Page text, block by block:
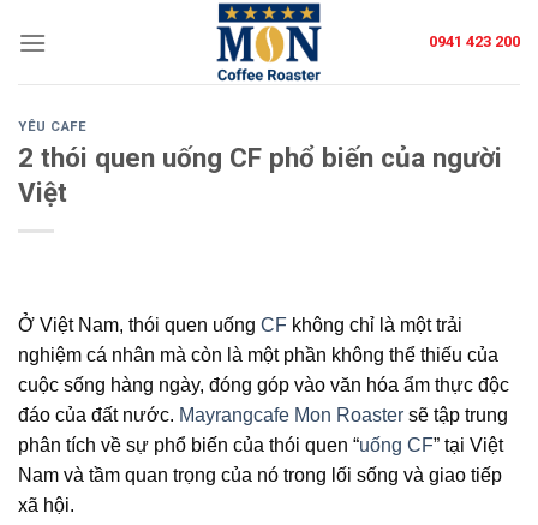
0941 423 200
YÊU CAFE
2 thói quen uống CF phổ biến của người
Việt
Ở Việt Nam, thói quen uống CF không chỉ là một trải
nghiệm cá nhân mà còn là một phần không thể thiếu của
cuộc sống hàng ngày, đóng góp vào văn hóa ẩm thực độc
đáo của đất nước. Mayrangcafe Mon Roaster sẽ tập trung
phân tích về sự phổ biến của thói quen “uống CF” tại Việt
Nam và tầm quan trọng của nó trong lối sống và giao tiếp
xã hội.